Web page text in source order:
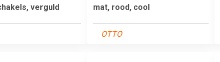
verguld
mat, rood, cool
OTTO